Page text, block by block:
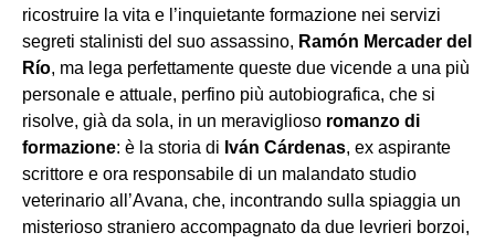
ricostruire la vita e l’inquietante formazione nei servizi
segreti stalinisti del suo assassino, Ramón Mercader del
Río, ma lega perfettamente queste due vicende a una più
personale e attuale, perfino più autobiografica, che si
risolve, già da sola, in un meraviglioso romanzo di
formazione: è la storia di Iván Cárdenas, ex aspirante
scrittore e ora responsabile di un malandato studio
veterinario all’Avana, che, incontrando sulla spiaggia un
misterioso straniero accompagnato da due levrieri borzoi,